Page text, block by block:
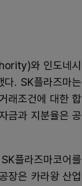
와 인도네시
. SK플라즈마는
래조건에 대한 합
금과 지분율은 공
플라즈마코어를
장은 카라왕 산업